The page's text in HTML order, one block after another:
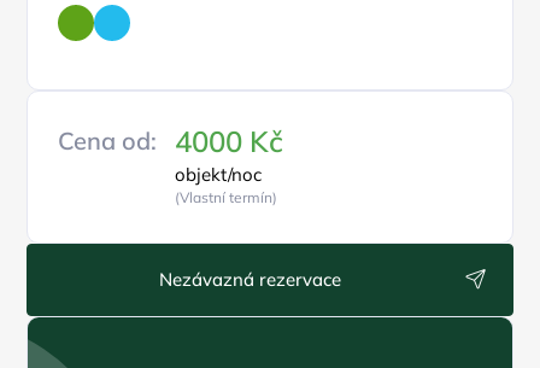
Cena od: 4000 Kč
objekt/noc
(Vlastní termín)
Nezávazná rezervace